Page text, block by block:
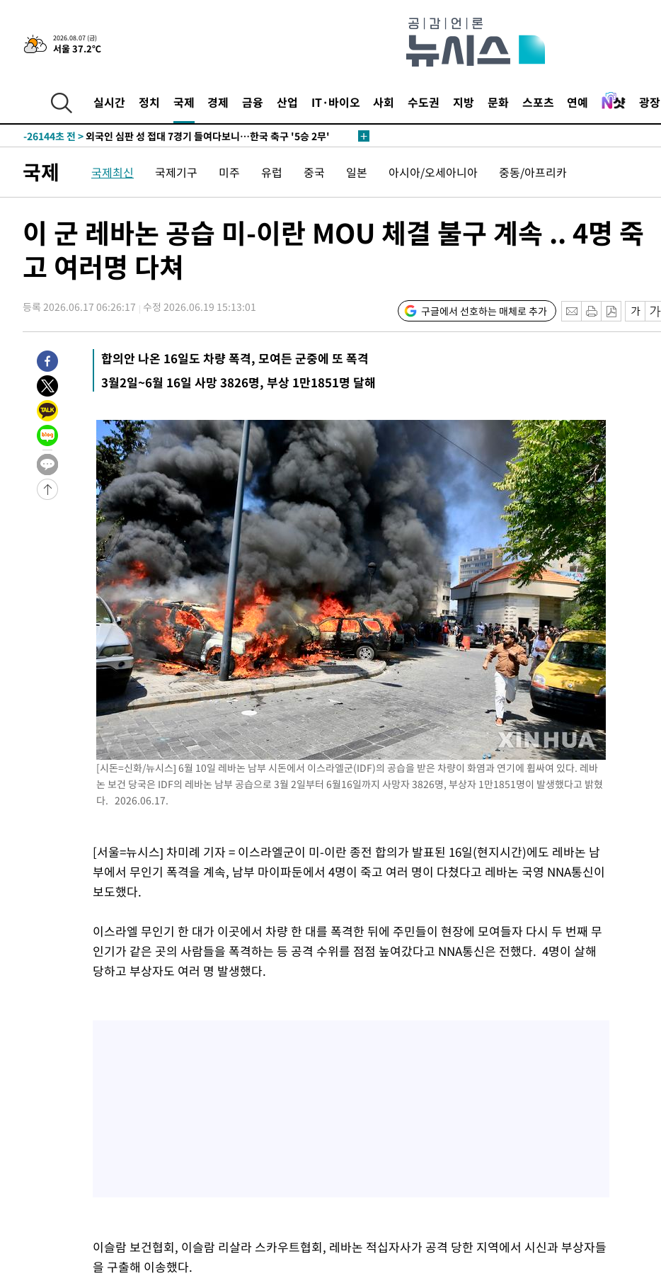
2026.08.07 (금)
서울 37.2℃
실시간 정치 국제 경제 금융 산업 IT·바이오 사회 수도권 지방 문화 스포츠 연예 광장
-2922초 전 >[속보]경찰·노동부, HL만도 평택사업장 끼임 사망 관련 압수수색
-30035초 전 >
-26891초 전 >
여자배구 이재영·이다영 자매, 아제르바이잔 투란VC 입단
-26144초 전 > 외국인 심판 성 접대 7경기 들여다보니…한국 축구 '5승 2무'
-25831초 전 >
[속보]코스피, 6200선 약보합…0.60% 내린 6258.77에 마쳐
-22790초 전 > [속보]종합특검, '계엄 수용공간 확보' 신용해 前교정본부장 기소
-21663초 전 >
외신들도 주목한 韓축구 파문…"국민적 공분에 수사 재개"
-21634초 전 >11시간 압수수색에 성접대 파문까지…'쑥대밭' 된 축구협회
병태 후임
-17014초 전 >[속보]국힘 윤리위, '돌려차기 발언' 진종오·서범수 징계 절차 개시
-12339초 전 >[속보] 7월 중국 수출 23.9%↑ 수입 27.5%↑…무역총액
25.3%↑
-9499초 전 >
[속보]'채상병 순직 책임' 임성근, 항소심도 징역 3년
-9365초 전 >
[속보]종합특검, '관저이전 봐주기 감사' 유병호 구속기소
-5965초 전 >
민주 콩고 에볼라환자 4천명 돌파, 4053명 발생 1850명 사망
-5215초 전 >
-4409초 전 >
"미 전국적 살모네라 식중독 원인은 멕시코산 할라피뇨"-- CDC
-2922초 전 >
[속보]경찰·노동부, HL만도 평택사업장 끼임 사망 관련 압수수색
-31729초 전 >
낮 최고 37도 찜통더위…곳곳 소나기·강원 많은 비[내일날씨]
-30035초 전 >
SK하이닉스, 용인·청주 팹에 54조 투자…"AI 메모리 수요 선제 대
여자배구 이재영·이다영 자매, 아제르바이잔 투란VC 입단
외국인 심판 성 접대 7경기 들여다보니…한국 축구 '5승 2무'
[속보]코스닥, 2.86포인트(0.36%) 내린 798.81마감
[속보]코스피, 6200선 약보합…0.60% 내린 6258.77에 마쳐
[속보]원·달러 환율, 7.7원 내린 1416.1원 마감
[속보] 노원서 40.1도 관측…서울, 2018년 이후 첫 40도
[속보]종합특검, '계엄 수용공간 확보' 신용해 前교정본부장 기소
외신들도 주목한 韓축구 파문…"국민적 공분에 수사 재개"
11시간 압수수색에 성접대 파문까지…'쑥대밭' 된 축구협회
[속보]규제합리화위원회 부위원장에 김태유 서울대 공대 교수…이
[속보]국힘 윤리위, '돌려차기 발언' 진종오·서범수 징계 절차 개시
[속보] 7월 중국 수출 23.9%↑ 수입 27.5%↑…무역총액
[속보]'채상병 순직 책임' 임성근, 항소심도 징역 3년
[속보]종합특검, '관저이전 봐주기 감사' 유병호 구속기소
민주 콩고 에볼라환자 4천명 돌파, 4053명 발생 1850명 사망
[속보]'300억원대 사기 혐의' 차가원 대표 구속 송치
[속보]경찰·노동부, HL만도 평택사업장 끼임 사망 관련 압수수색
국제 국제최신 국제기구 미주 유럽 중국 일본 아시아/오세아니아 중동/아프리카
이 군 레바논 공습 미-이란 MOU 체결 불구 계속 .. 4명 죽
고 여러명 다쳐
등록 2026.06.17 06:26:17 수정 2026.06.19 15:13:01 구글에서 선호하는 매체로 추가
합의안 나온 16일도 차량 폭격, 모여든 군중에 또 폭격
3월2일~6월 16일 사망 3826명, 부상 1만1851명 달해
[시돈=신화/뉴시스] 6월 10일 레바논 남부 시돈에서 이스라엘군(IDF)의 공습을 받은 차량이 화염과 연기에 휩싸여 있다. 레바
논 보건 당국은 IDF의 레바논 남부 공습으로 3월 2일부터 6월16일까지 사망자 3826명, 부상자 1만1851명이 발생했다고 밝혔
다. 2026.06.17.
[서울=뉴시스] 차미례 기자 = 이스라엘군이 미-이란 종전 합의가 발표된 16일(현지시간)에도 레바논 남
부에서 무인기 폭격을 계속, 남부 마이파둔에서 4명이 죽고 여러 명이 다쳤다고 레바논 국영 NNA통신이
보도했다.
이스라엘 무인기 한 대가 이곳에서 차량 한 대를 폭격한 뒤에 주민들이 현장에 모여들자 다시 두 번째 무
인기가 같은 곳의 사람들을 폭격하는 등 공격 수위를 점점 높여갔다고 NNA통신은 전했다. 4명이 살해
당하고 부상자도 여러 명 발생했다.
이슬람 보건협회, 이슬람 리살라 스카우트협회, 레바논 적십자사가 공격 당한 지역에서 시신과 부상자들
을 구출해 이송했다.